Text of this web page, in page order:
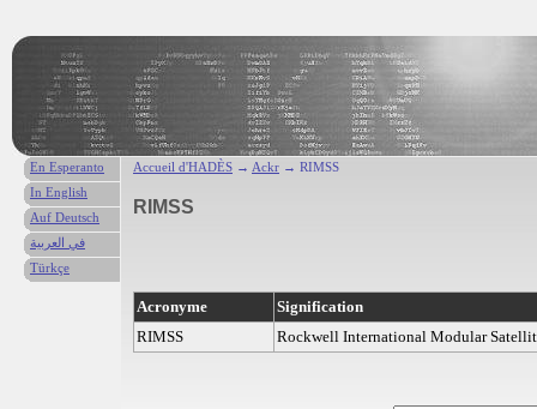
Accueil d'HADÈS → Ackr → RIMSS
RIMSS
Acronyme
Signification
RIMSS
Rockwell International Modular
En Esperanto
In English
Auf Deutsch
في العربية
Türkçe